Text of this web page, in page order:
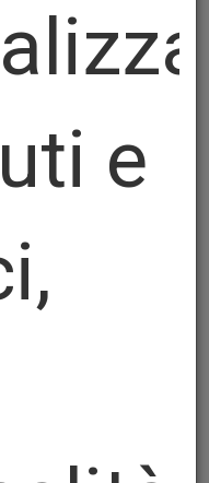
Rosso
e